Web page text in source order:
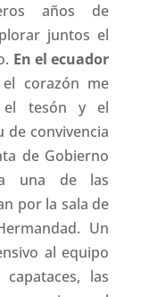
años de
juntos el
En el ecuador
el corazón me
el tesón y el
de convivencia
de Gobierno
una de las
por la sala de
Un
al equipo
las